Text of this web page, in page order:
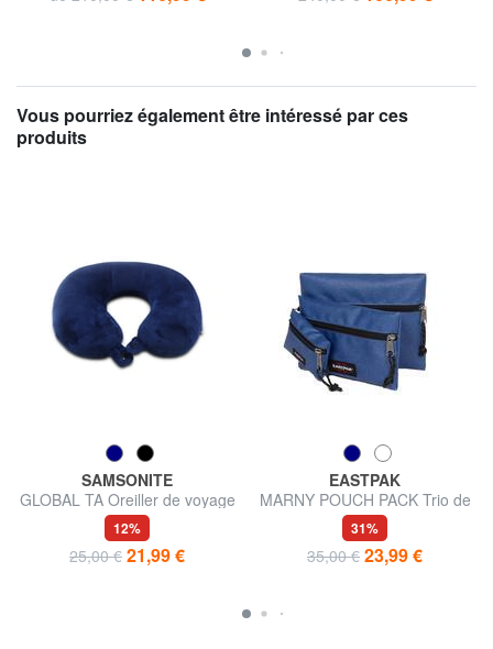
Vous pourriez également être intéressé par ces
produits
SAMSONITE
GLOBAL TA Oreiller de voyage
en mousse à mémoire de
forme
12%
25,00 € 21,99 €
EASTPAK
MARNY POUCH PACK Trio de
sachets apporte tout
31%
35,00 € 23,99 €